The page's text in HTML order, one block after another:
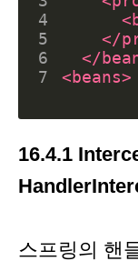
4
5
</
6
</
7
<beans>
16.4.1
스프링의 핸